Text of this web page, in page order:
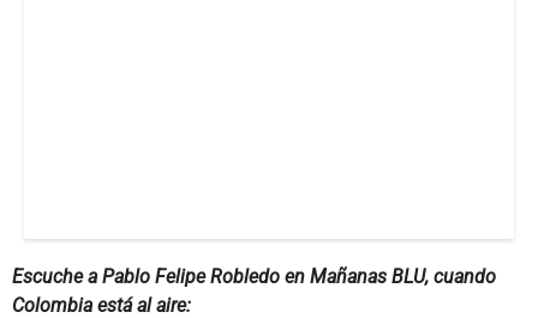
Escuche a Pablo Felipe Robledo en Mañanas BLU, cuando
Colombia está al aire: